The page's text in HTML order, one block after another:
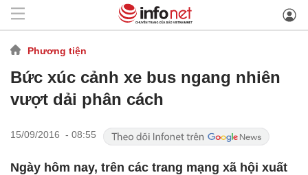
Phương tiện
Bức xúc cảnh xe bus ngang nhiên
vượt dải phân cách
15/09/2016 - 08:55
Ngày hôm nay, trên các trang mạng xã hội xuất